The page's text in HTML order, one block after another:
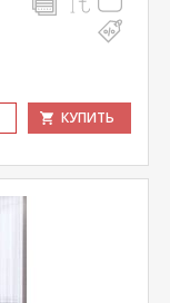
КУПИТЬ